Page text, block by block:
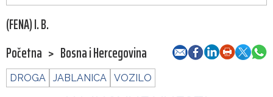
(FENA) I. B.
Početna > Bosna i Hercegovina
DROGA JABLANICA VOZILO